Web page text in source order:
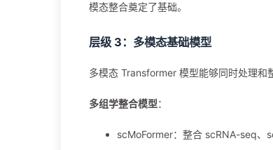
模态整合奠定了基础。
层级 3：多模态基础模型
多模态 Transformer 模型能够同时处理和
多组学整合模型：
scMoFormer：整合 scRNA-seq、